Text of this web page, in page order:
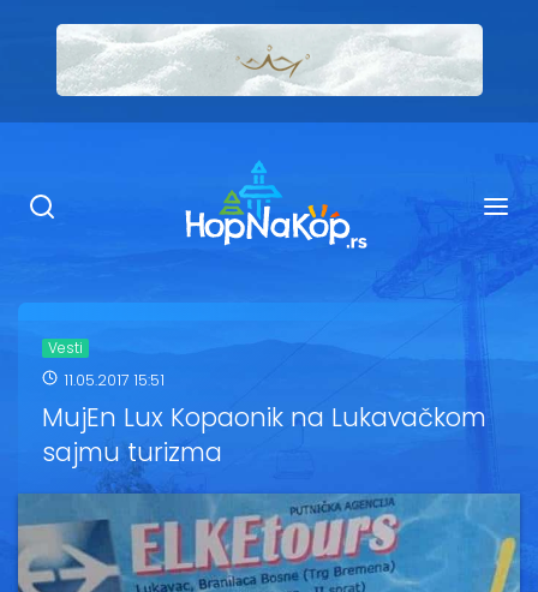
Ugostiteljstvo
Kop Info
Ski renta
Vesti
Vesti
11.05.2017 15:51
MujEn Lux Kopaonik na Lukavačkom
sajmu turizma